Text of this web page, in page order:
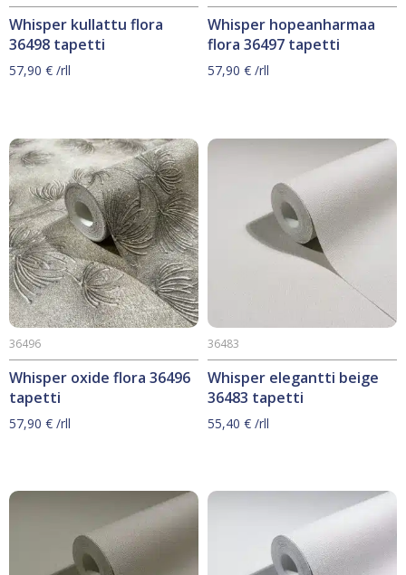
Whisper kullattu flora
36498 tapetti
57,90 € /rll
Whisper hopeanharmaa
flora 36497 tapetti
57,90 € /rll
Whisper oxide flora 36496
tapetti
36496
57,90 € /rll
Whisper elegantti beige
36483 tapetti
36483
55,40 € /rll